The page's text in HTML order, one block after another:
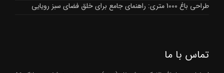
طراحی باغ 1000 متری: راهنمای جامع برای خلق فضای سبز رویایی
تماس با ما